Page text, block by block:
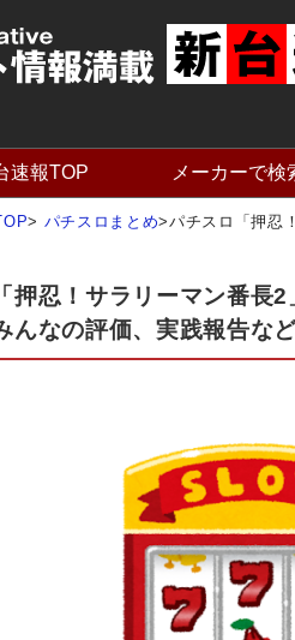
速報TOP メーカーで検
> パチスロまとめ>パチスロ「押忍
押忍！サラリーマン番長
んなの評価、実践報告な